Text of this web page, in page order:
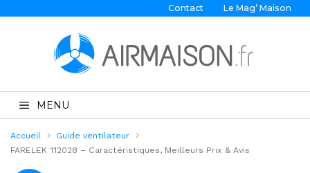
Contact Le Mag’ Maison
MENU
Accueil
Guide ventilateur
FARELEK 112028 – Caractéristiques, Meilleurs Prix & Avis